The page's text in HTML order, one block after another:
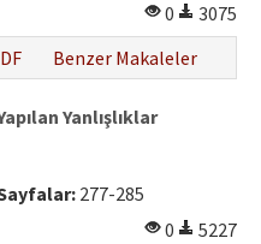
0
3075
Benzer Makaleler
Yanlışlıklar
277-285
0
5227